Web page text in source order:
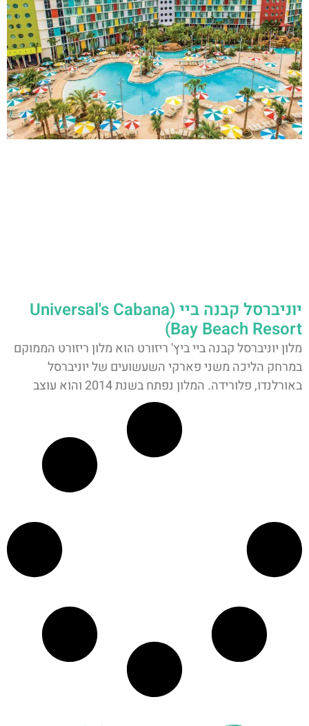
יוניברסל קבנה ביי (Universal's Cabana
Bay Beach Resort)
מלון יוניברסל קבנה ביי ביץ' ריזורט הוא מלון ריזורט הממוקם
במרחק הליכה משני פארקי השעשועים של יוניברסל
באורלנדו, פלורידה. המלון נפתח בשנת 2014 והוא עוצב